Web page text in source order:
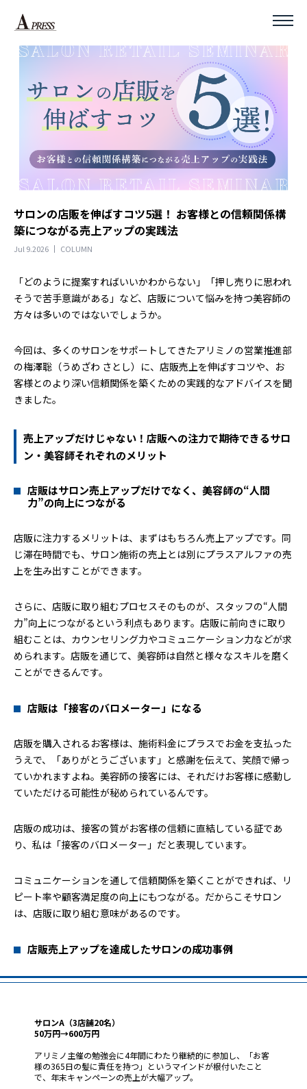
サロンの店販を伸ばすコツ5選！ お客様との信頼関係構
築につながる売上アップの実践法
Jul 9.2026 COLUMN
「どのように提案すればいいかわからない」「押し売りに思われ
そうで苦手意識がある」など、店販について悩みを持つ美容師の
方々は多いのではないでしょうか。
今回は、多くのサロンをサポートしてきたアリミノの営業推進部
の梅澤聡（うめざわ さとし）に、店販売上を伸ばすコツや、お
客様とのより深い信頼関係を築くための実践的なアドバイスを聞
きました。
売上アップだけじゃない！店販への注力で期待できるサロ
ン・美容師それぞれのメリット
店販はサロン売上アップだけでなく、美容師の“人間
力”の向上につながる
店販に注力するメリットは、まずはもちろん売上アップです。同
じ滞在時間でも、サロン施術の売上とは別にプラスアルファの売
上を生み出すことができます。
さらに、店販に取り組むプロセスそのものが、スタッフの“人間
力”向上につながるという利点もあります。店販に前向きに取り
組むことは、カウンセリング力やコミュニケーション力などが求
められます。店販を通じて、美容師は自然と様々なスキルを磨く
ことができるんです。
店販は「接客のバロメーター」になる
店販を購入されるお客様は、施術料金にプラスでお金を支払った
うえで、「ありがとうございます」と感謝を伝えて、笑顔で帰っ
ていかれますよね。美容師の接客には、それだけお客様に感動し
ていただける可能性が秘められているんです。
店販の成功は、接客の質がお客様の信頼に直結している証であ
り、私は「接客のバロメーター」だと表現しています。
コミュニケーションを通して信頼関係を築くことができれば、リ
ピート率や顧客満足度の向上にもつながる。だからこそサロン
は、店販に取り組む意味があるのです。
店販売上アップを達成したサロンの成功事例
サロンA（3店舗20名）
50万円→600万円
アリミノ主催の勉強会に4年間にわたり継続的に参加し、「お客
様の365日の髪に責任を持つ」というマインドが根付いたこと
で、年末キャンペーンの売上が大幅アップ。